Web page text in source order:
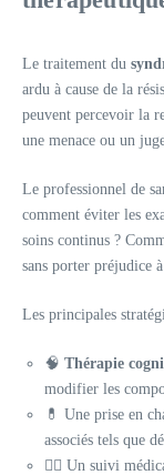
Le traitement du
ardu à cause de la
peuvent percevoir la
une menace ou un
Le professionnel de
comment éviter les
soins continus ?
sans porter préjudice
Les principales
🧠 Thérapie
modifier les
💊 Une prise en
associés tels que
👨‍⚕️ Un suivi